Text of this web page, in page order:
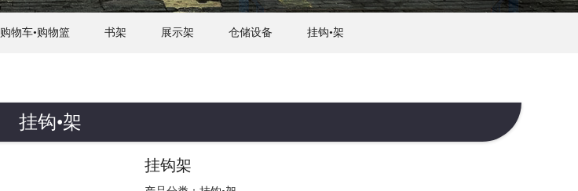
购物车•购物篮 书架 展示架 仓储设备 挂钩•架
挂钩•架
挂钩架